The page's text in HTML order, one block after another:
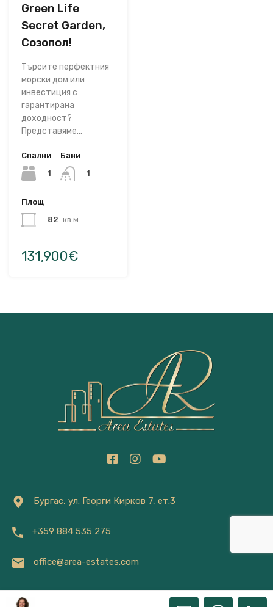
Green Life
Secret Garden,
Созопол!
Търсите перфектния
морски дом или
инвестиция с
гарантирана
доходност?
Представяме…
Спални
1
Бани
1
Площ
82 кв.м.
131,900€
Бургас, ул. Георги Кирков 7, ет.3
+359 884 535 275
office@area-estates.com